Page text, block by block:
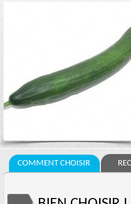
COMMENT CHOISIR